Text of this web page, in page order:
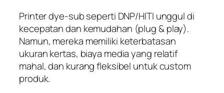
Printer dye-sub seperti DNP/HITI unggul di
kecepatan dan kemudahan (plug & play).
Namun, mereka memiliki keterbatasan
ukuran kertas, biaya media yang relatif
mahal, dan kurang fleksibel untuk custom
produk.